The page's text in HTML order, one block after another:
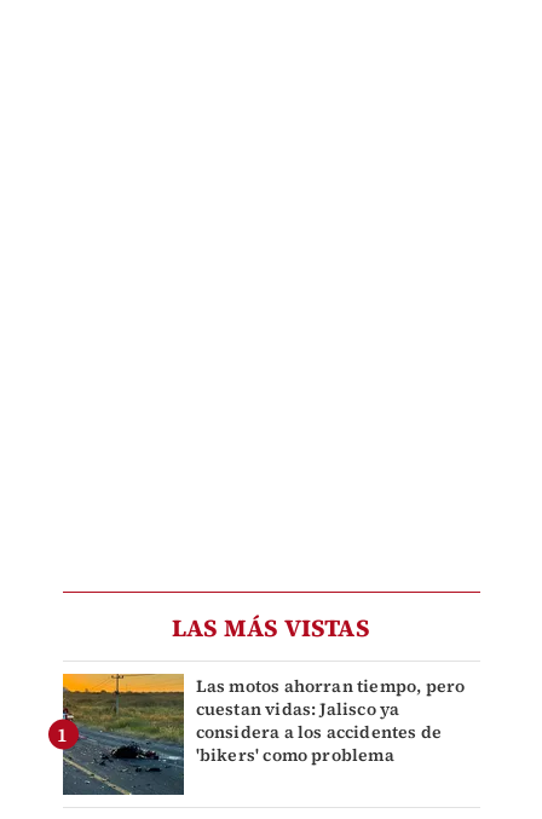
LAS MÁS VISTAS
Las motos ahorran tiempo, pero
cuestan vidas: Jalisco ya
considera a los accidentes de
'bikers' como problema